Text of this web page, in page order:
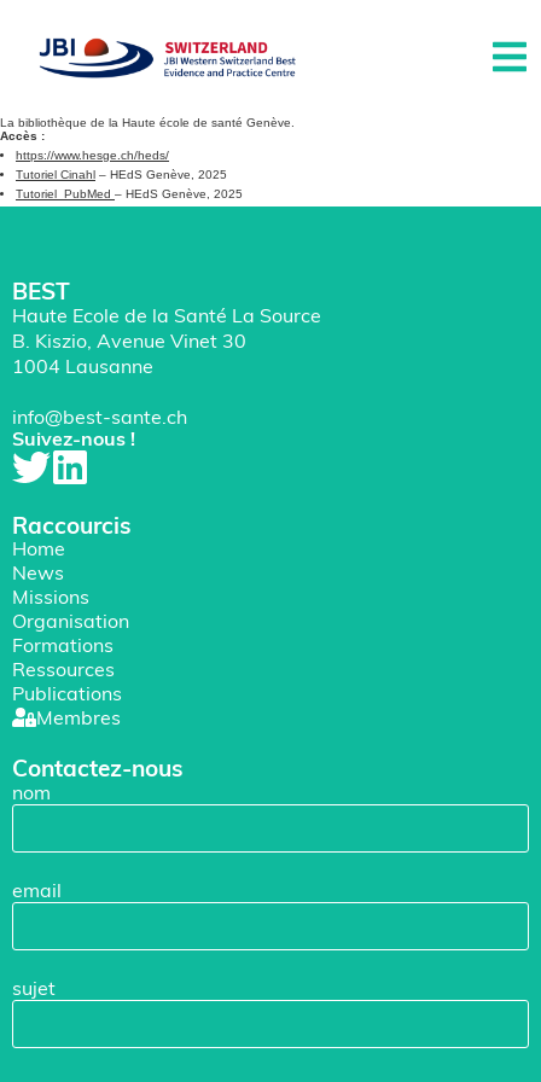
La bibliothèque de la Haute école de santé Genève.
Accès :
https://www.hesge.ch/heds/
Tutoriel Cinahl – HEdS Genève, 2025
Tutoriel PubMed – HEdS Genève, 2025
BEST
Haute Ecole de la Santé La Source
B. Kiszio, Avenue Vinet 30
1004 Lausanne
info@best-sante.ch
Suivez-nous !
Raccourcis
Home
News
Missions
Organisation
Formations
Ressources
Publications
Membres
Contactez-nous
nom
email
sujet